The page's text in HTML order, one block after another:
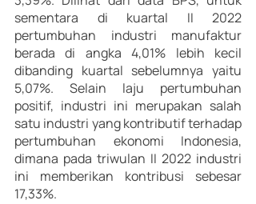
sementara di kuartal II 2022
pertumbuhan industri manufaktur
berada di angka 4,01% lebih kecil
dibanding kuartal sebelumnya yaitu
5,07%. Selain laju pertumbuhan
positif, industri ini merupakan salah
satu industri yang kontributif terhadap
pertumbuhan ekonomi Indonesia,
dimana pada triwulan II 2022 industri
ini memberikan kontribusi sebesar
17,33%.